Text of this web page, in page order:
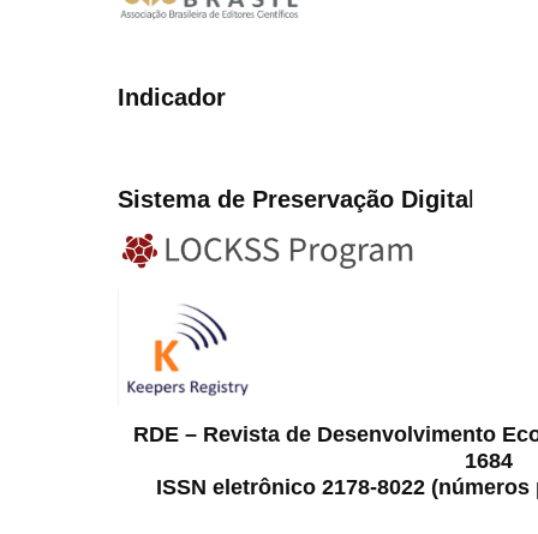
Indicador
Sistema de Preservação Digital
RDE – Revista de Desenvolvimento
1684
ISSN eletrônico 2178-8022